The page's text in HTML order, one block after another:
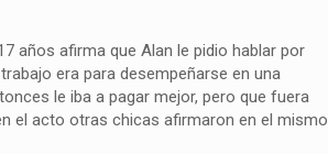
años afirma que Alan le pidio hablar por
era para desempeñarse en una
le iba a pagar mejor, pero que fuera
el acto otras chicas afirmaron en el mismo